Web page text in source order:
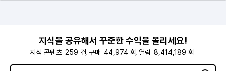
지식을 공유해서 꾸준한 수익을 올리세요!
지식 콘텐츠 259 건 구매 44,974 회 열람 8,414,189 회